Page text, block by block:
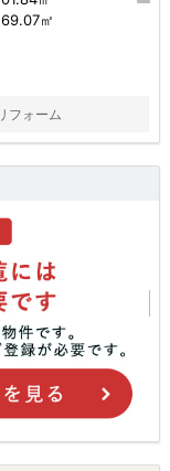
㎡
フォーム